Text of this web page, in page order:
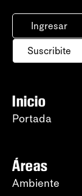
Ingresar
Suscribite
Inicio
Portada
Áreas
Ambiente